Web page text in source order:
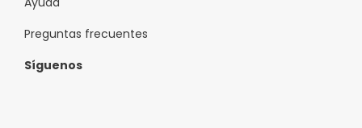
Preguntas frecuentes
Síguenos